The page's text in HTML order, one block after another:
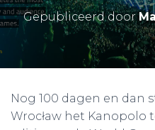
Gepubliceerd door
Nog 100 dagen en dan
Wrocław het